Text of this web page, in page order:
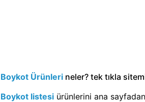
Boykot Ürünleri neler? tek tıkla
Boykot listesi ürünlerini ana